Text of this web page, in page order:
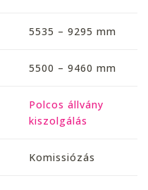
5535 – 9295 mm
5500 – 9460 mm
Polcos állvány
kiszolgálás
Komissiózás